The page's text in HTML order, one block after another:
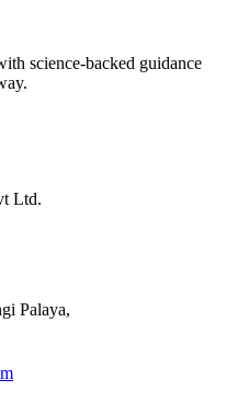
science-backed guidance
Ltd.
Palaya,